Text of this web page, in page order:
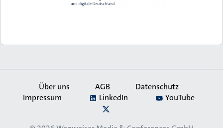
Secondary
Über uns AGB
Datenschutz
Impressum
LinkedIn
YouTube